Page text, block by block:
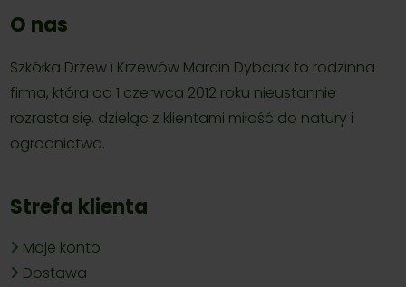
O nas
Szkółka Drzew i Krzewów Marcin Dybciak to rodzinna
firma, która od 1 czerwca 2012 roku nieustannie
rozrasta się, dzieląc z klientami miłość do natury i
ogrodnictwa.
Strefa klienta
Moje konto
Dostawa